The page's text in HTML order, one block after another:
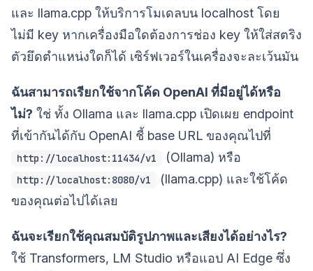
และ llama.cpp ให้บริการโมเดลบน localhost โดย
ไม่มี key หากเครื่องมือใดต้องการช่อง key ให้ใส่สตริง
ตัวยึดตำแหน่งใดก็ได้ เซิร์ฟเวอร์ในเครื่องจะละเว้นมัน
ฉันสามารถเรียกใช้จากโค้ด OpenAI ที่มีอยู่ได้หรือ
ไม่? ใช่ ทั้ง Ollama และ llama.cpp เปิดเผย endpoint
ที่เข้ากันได้กับ OpenAI ชี้ base URL ของคุณไปที่
http://localhost:11434/v1 (Ollama) หรือ
http://localhost:8080/v1
(llama.cpp) และใช้โค้ด
ของคุณต่อไปได้เลย
ฉันจะเรียกใช้คุณสมบัติรูปภาพและเสียงได้อย่างไร?
ใช้ Transformers, LM Studio หรือแอป AI Edge ซึ่ง